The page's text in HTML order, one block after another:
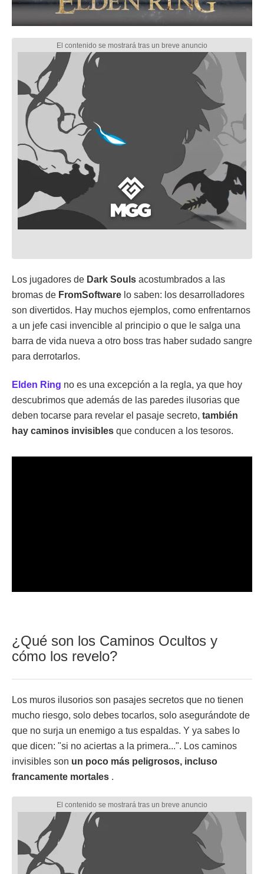
Los jugadores de Dark Souls acostumbrados a las
bromas de FromSoftware lo saben: los desarrolladores
son divertidos. Hay muchos ejemplos, como enfrentarnos
a un jefe casi invencible al principio o que le salga una
barra de vida nueva a otro boss tras haber sudado sangre
para derrotarlos.
Elden Ring no es una excepción a la regla, ya que hoy
descubrimos que además de las paredes ilusorias que
deben tocarse para revelar el pasaje secreto, también
hay caminos invisibles que conducen a los tesoros.
¿Qué son los Caminos Ocultos y
cómo los revelo?
Los muros ilusorios son pasajes secretos que no tienen
mucho riesgo, solo debes tocarlos, solo asegurándote de
que no surja un enemigo a tus espaldas. Y ya sabes lo
que dicen: "si no aciertas a la primera...". Los caminos
invisibles son un poco más peligrosos, incluso
francamente mortales .